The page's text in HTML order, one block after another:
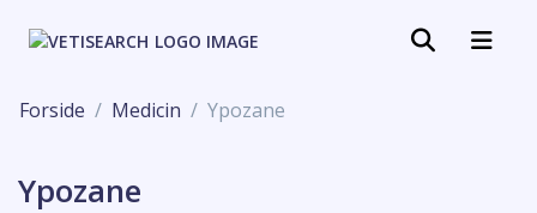
Forside Medicin Ypozane
Ypozane